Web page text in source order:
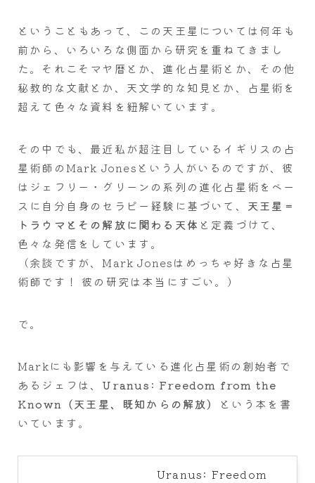
ということもあって、この天王星については何年も
前から、いろいろな側面から研究を重ねてきまし
た。それこそマヤ暦とか、進化占星術とか、その他
秘教的な文献とか、天文学的な知見とか、占星術を
超えて色々な資料を紐解いています。
その中でも、最近私が超注目しているイギリスの占
星術師のMark Jonesという人がいるのですが、彼
はジェフリー・グリーンの系列の進化占星術をベー
スに自分自身のセラピー経験に基づいて、 天王星＝
トラウマとその解放に関わる天体 と定義づけて、
色々な発信をしています。
（余談ですが、Mark Jonesはめっちゃ好きな占星
術師です！ 彼の研究は本当にすごい。）
で。
Markにも影響を与えている進化占星術の創始者で
あるジェフは、 Uranus: Freedom from the
Known（天王星、既知からの解放）
という本を書
いています。
Uranus: Freedom